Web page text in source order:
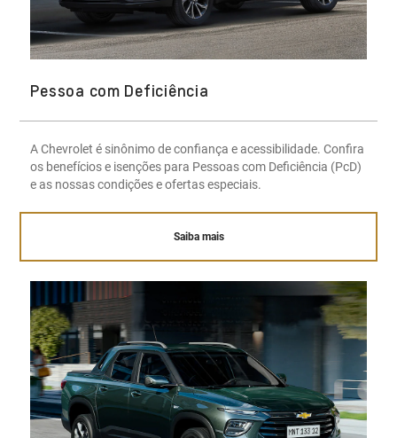
Pessoa com Deficiência
A Chevrolet é sinônimo de confiança e acessibilidade. Confira
os benefícios e isenções para Pessoas com Deficiência (PcD)
e as nossas condições e ofertas especiais.
Saiba mais